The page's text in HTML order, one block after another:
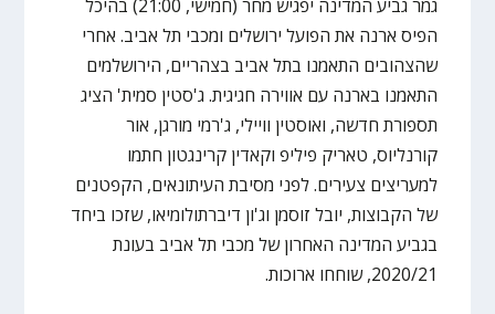
גמר גביע המדינה יפגיש מחר (חמישי, 21:00) בהיכל
הפיס ארנה את הפועל ירושלים ומכבי תל אביב. אחרי
שהצהובים התאמנו בתל אביב בצהריים, הירושלמים
התאמנו בארנה עם אווירה חגיגית. ג'סטין סמית' הציג
תספורת חדשה, ואוסטין וויילי, ג'רמי מורגן, אור
קורנליוס, טאריק פיליפ וקאדין קרינגטון חתמו
למעריצים צעירים. לפני מסיבת העיתונאים, הקפטנים
של הקבוצות, יובל זוסמן וג'ון דיברתולומיאו, שזכו ביחד
בגביע המדינה האחרון של מכבי תל אביב בעונת
2020/21, שוחחו ארוכות.